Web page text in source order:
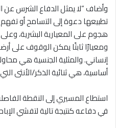
وأضاف “لا يمثل الدفاع الشرس عن
تطبيعها دعوة إلى التسامح أو
هجوم على المعيارية البشرية،
ومعيارًا ثابتًا يمكن الوقوف على
إنساني. والمثلية الجنسية هي
أساسية، هي ثنائية الذكر/الأنثى التي
استطاع المسيري إلى النقطة
في دفاعه كنتيجة تالية لتفشي